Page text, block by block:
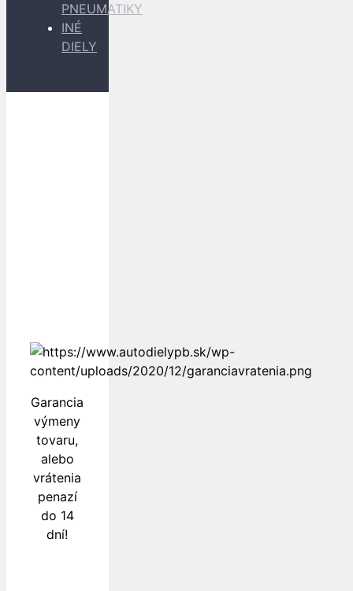
PNEUMATIKY
INÉ
DIELY
Garancia
výmeny
tovaru,
alebo
vrátenia
penazí
do 14
dní!